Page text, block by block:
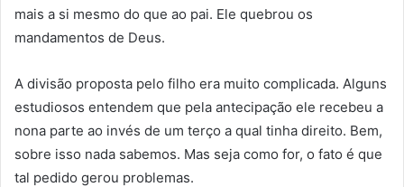
mais a si mesmo do que ao pai. Ele quebrou os
mandamentos de Deus.
A divisão proposta pelo filho era muito complicada. Alguns
estudiosos entendem que pela antecipação ele recebeu a
nona parte ao invés de um terço a qual tinha direito. Bem,
sobre isso nada sabemos. Mas seja como for, o fato é que
tal pedido gerou problemas.